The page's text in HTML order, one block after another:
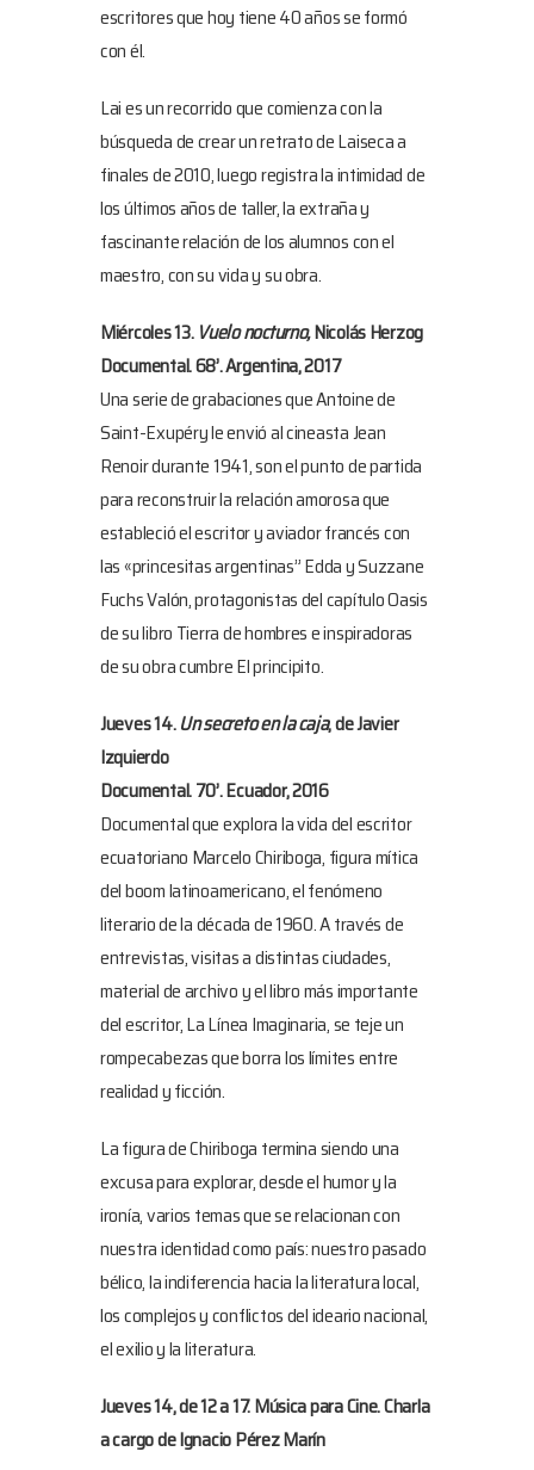
escritores que hoy tiene 40 años se formó
con él.
Lai es un recorrido que comienza con la
búsqueda de crear un retrato de Laiseca a
finales de 2010, luego registra la intimidad de
los últimos años de taller, la extraña y
fascinante relación de los alumnos con el
maestro, con su vida y su obra.
Miércoles 13. Vuelo nocturno,Nicolás Herzog
Documental. 68’. Argentina, 2017
Una serie de grabaciones que Antoine de
Saint-Exupéry le envió al cineasta Jean
Renoir durante 1941, son el punto de partida
para reconstruir la relación amorosa que
estableció el escritor y aviador francés con
las «princesitas argentinas” Edda y Suzzane
Fuchs Valón, protagonistas del capítulo Oasis
de su libro Tierra de hombres e inspiradoras
de su obra cumbre El principito.
Jueves 14.Un secreto en la caja, de Javier
Izquierdo
Documental. 70’. Ecuador, 2016
Documental que explora la vida del escritor
ecuatoriano Marcelo Chiriboga, figura mítica
del boom latinoamericano, el fenómeno
literario de la década de 1960. A través de
entrevistas, visitas a distintas ciudades,
material de archivo y el libro más importante
del escritor, La Línea Imaginaria, se teje un
rompecabezas que borra los límites entre
realidad y ficción.
La figura de Chiriboga termina siendo una
excusa para explorar, desde el humor y la
ironía, varios temas que se relacionan con
nuestra identidad como país: nuestro pasado
bélico, la indiferencia hacia la literatura local,
los complejos y conflictos del ideario nacional,
el exilio y la literatura.
Jueves 14, de 12 a 17. Música para Cine. Charla
a cargo de Ignacio Pérez Marín